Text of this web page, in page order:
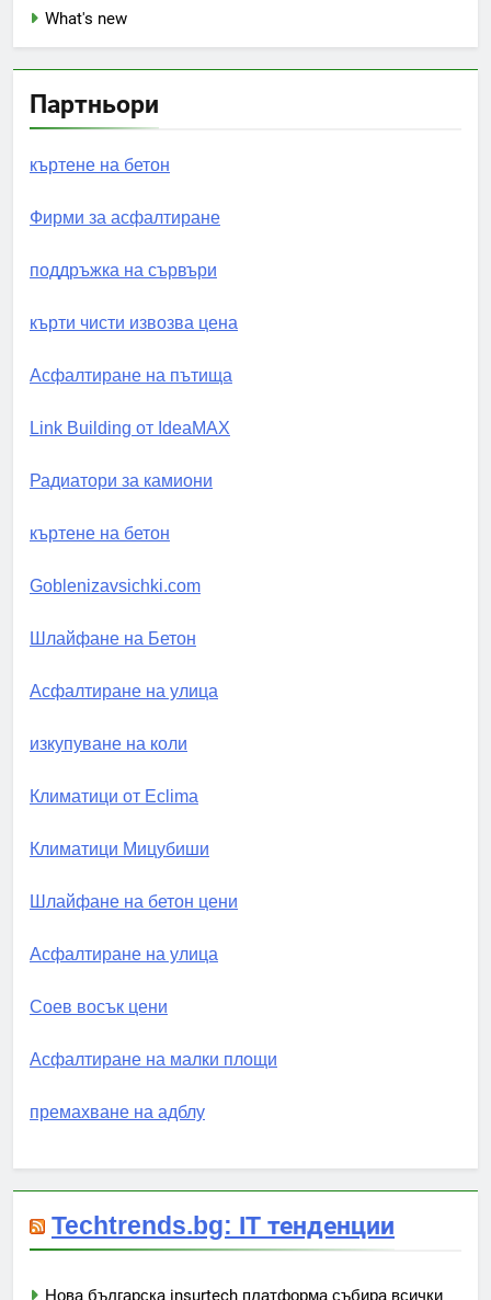
What's new
Партньори
къртене на бетон
Фирми за асфалтиране
поддръжка на сървъри
кърти чисти извозва цена
Асфалтиране на пътища
Link Building от IdeaMAX
Радиатори за камиони
къртене на бетон
Goblenizavsichki.com
Шлайфане на Бетон
Асфалтиране на улица
изкупуване на коли
Климатици от Eclima
Климатици Мицубиши
Шлайфане на бетон цени
Асфалтиране на улица
Соев восък цени
Асфалтиране на малки площи
премахване на адблу
Techtrends.bg: IT тенденции
Нова българска insurtech платформа събира всички